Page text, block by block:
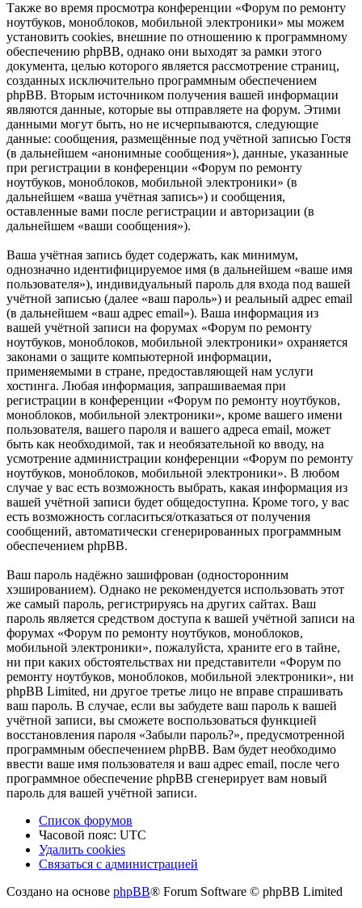
Также во время просмотра конференции «Форум по ремонту
ноутбуков, моноблоков, мобильной электроники» мы можем
установить cookies, внешние по отношению к программному
обеспечению phpBB, однако они выходят за рамки этого
документа, целью которого является рассмотрение страниц,
созданных исключительно программным обеспечением
phpBB. Вторым источником получения вашей информации
являются данные, которые вы отправляете на форум. Этими
данными могут быть, но не исчерпываются, следующие
данные: сообщения, размещённые под учётной записью Гостя
(в дальнейшем «анонимные сообщения»), данные, указанные
при регистрации в конференции «Форум по ремонту
ноутбуков, моноблоков, мобильной электроники» (в
дальнейшем «ваша учётная запись») и сообщения,
оставленные вами после регистрации и авторизации (в
дальнейшем «ваши сообщения»).
Ваша учётная запись будет содержать, как минимум,
однозначно идентифицируемое имя (в дальнейшем «ваше имя
пользователя»), индивидуальный пароль для входа под вашей
учётной записью (далее «ваш пароль») и реальный адрес email
(в дальнейшем «ваш адрес email»). Ваша информация из
вашей учётной записи на форумах «Форум по ремонту
ноутбуков, моноблоков, мобильной электроники» охраняется
законами о защите компьютерной информации,
применяемыми в стране, предоставляющей нам услуги
хостинга. Любая информация, запрашиваемая при
регистрации в конференции «Форум по ремонту ноутбуков,
моноблоков, мобильной электроники», кроме вашего имени
пользователя, вашего пароля и вашего адреса email, может
быть как необходимой, так и необязательной ко вводу, на
усмотрение администрации конференции «Форум по ремонту
ноутбуков, моноблоков, мобильной электроники». В любом
случае у вас есть возможность выбрать, какая информация из
вашей учётной записи будет общедоступна. Кроме того, у вас
есть возможность согласиться/отказаться от получения
сообщений, автоматически сгенерированных программным
обеспечением phpBB.
Ваш пароль надёжно зашифрован (односторонним
хэшированием). Однако не рекомендуется использовать этот
же самый пароль, регистрируясь на других сайтах. Ваш
пароль является средством доступа к вашей учётной записи на
форумах «Форум по ремонту ноутбуков, моноблоков,
мобильной электроники», пожалуйста, храните его в тайне,
ни при каких обстоятельствах ни представители «Форум по
ремонту ноутбуков, моноблоков, мобильной электроники», ни
phpBB Limited, ни другое третье лицо не вправе спрашивать
ваш пароль. В случае, если вы забудете ваш пароль к вашей
учётной записи, вы сможете воспользоваться функцией
восстановления пароля «Забыли пароль?», предусмотренной
программным обеспечением phpBB. Вам будет необходимо
ввести ваше имя пользователя и ваш адрес email, после чего
программное обеспечение phpBB сгенерирует вам новый
пароль для вашей учётной записи.
Список форумов
Часовой пояс: UTC
Удалить cookies
Связаться
администрацией
Связаться с администрацией
Создано на основе phpBB® Forum Software © phpBB Limited